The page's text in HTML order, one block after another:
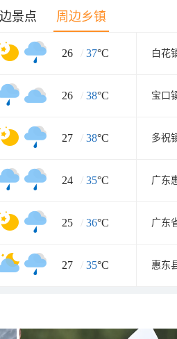
景点 周边乡镇
26 / 37°C 白花
26 / 38°C 宝口
27 / 38°C 多祝
24 / 35°C
25 / 36°C
27 / 35°C